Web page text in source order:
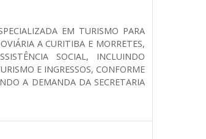
EM TURISMO PARA
A CURITIBA E MORRETES,
SOCIAL, INCLUINDO
E INGRESSOS, CONFORME
A DEMANDA DA SECRETARIA